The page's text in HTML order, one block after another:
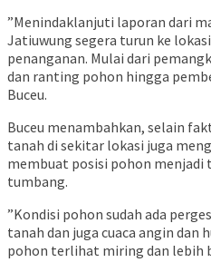
”Menindaklanjuti laporan dari
Jatiuwung segera turun ke
penanganan. Mulai dari
dan ranting pohon hingga
Buceu.
Buceu menambahkan, selain
tanah di sekitar lokasi juga
membuat posisi pohon menjadi
tumbang.
”Kondisi pohon sudah ada
tanah dan juga cuaca angin dan
pohon terlihat miring dan lebih